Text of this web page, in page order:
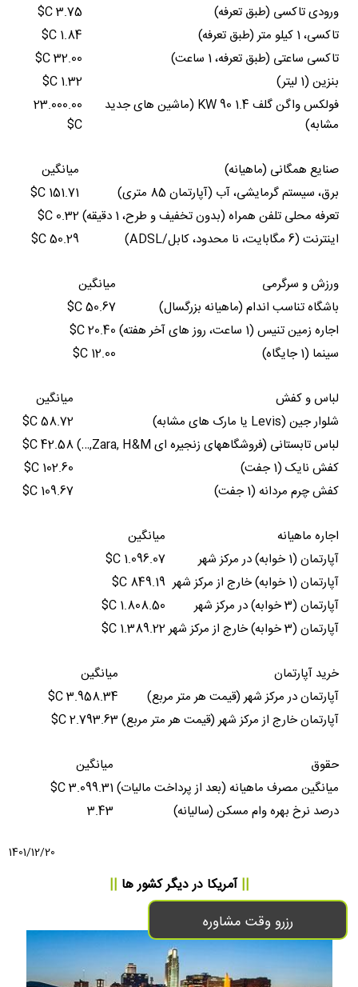
3.75 C$
ورودی تاکسی (طبق تعرفه)
1.84 C$
تاکسی، 1 کیلو متر (طبق تعرفه)
32.00 C$
تاکسی ساعتی (طبق تعرفه، 1 ساعت)
1.32 C$
بنزین (1 لیتر)
23.000.00
C$
فولکس واگن گلف 1.4 90 KW (ماشین های جدید
مشابه)
میانگین
صنایع همگانی (ماهیانه)
151.71 C$
برق، سیستم گرمایشی، آب (آپارتمان 85 متری)
0.32 C$
تعرفه محلی تلفن همراه (بدون تخفیف و طرح، 1 دقیقه)
50.29 C$
اینترنت (6 مگابایت، نا محدود، کابل/ADSL)
میانگین
ورزش و سرگرمی
50.67 C$
باشگاه تناسب اندام (ماهیانه بزرگسال)
20.40 C$
اجاره زمین تنیس (1 ساعت، روز های آخر هفته)
12.00 C$
سینما (1 جایگاه)
میانگین
لباس و کفش
58.72 C$
شلوار جین (Levis یا مارک های مشابه)
42.58 C$
لباس تابستانی (فروشگاههای زنجیره ای Zara, H&M,…)
102.60 C$
کفش نایک (1 جفت)
109.67 C$
کفش چرم مردانه (1 جفت)
میانگین
اجاره ماهیانه
1.096.07 C$
آپارتمان (1 خوابه) در مرکز شهر
849.19 C$
آپارتمان (1 خوابه) خارج از مرکز شهر
1.808.50 C$
آپارتمان (3 خوابه) در مرکز شهر
1.389.22 C$
آپارتمان (3 خوابه) خارج از مرکز شهر
میانگین
خرید آپارتمان
3.958.34 C$
آپارتمان در مرکز شهر (قیمت هر متر مربع)
2.793.63 C$ آپارتمان خارج از مرکز شهر (قیمت هر متر مربع)
میانگین
حقوق
3.099.31 C$میانگین مصرف ماهیانه (بعد از پرداخت مالیات)
3.43
درصد نرخ بهره وام مسکن (سالیانه)
1401/12/20
||آمریکا در دیگر کشور ها ||
رزرو وقت مشاوره